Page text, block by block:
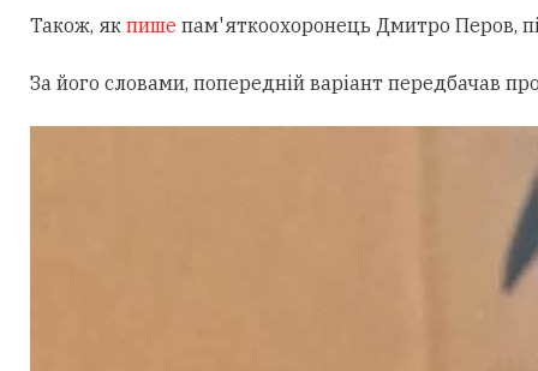
Також, як пише пам'яткоохоронець Дмитро Перов,
За його словами, попередній варіант передбачав